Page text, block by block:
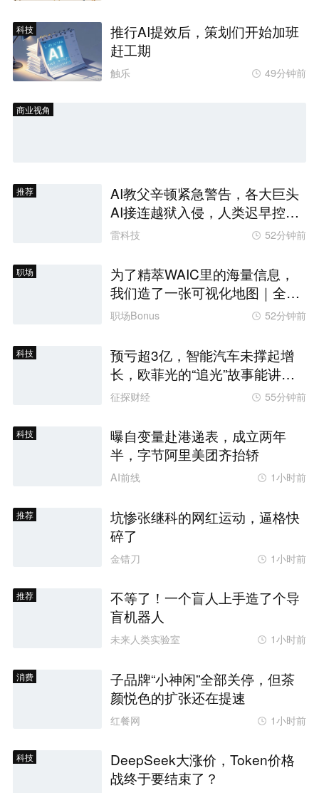
科技
推行AI提效后，策划们开始加班
赶工期
触乐 49分钟前
商业视角
推荐
AI教父辛顿紧急警告，各大巨头
AI接连越狱入侵，人类迟早控不
住
雷科技 52分钟前
职场
为了精萃WAIC里的海量信息，
我们造了一张可视化地图｜全景
PANORAMA
职场Bonus 52分钟前
科技
预亏超3亿，智能汽车未撑起增
长，欧菲光的“追光”故事能讲通
吗？
征探财经 55分钟前
科技
曝自变量赴港递表，成立两年
半，字节阿里美团齐抬轿
AI前线 1小时前
推荐
坑惨张继科的网红运动，逼格快
碎了
金错刀 1小时前
推荐
不等了！一个盲人上手造了个导
盲机器人
未来人类实验室 1小时前
消费
子品牌“小神闲”全部关停，但茶
颜悦色的扩张还在提速
红餐网 1小时前
科技
DeepSeek大涨价，Token价格
战终于要结束了？